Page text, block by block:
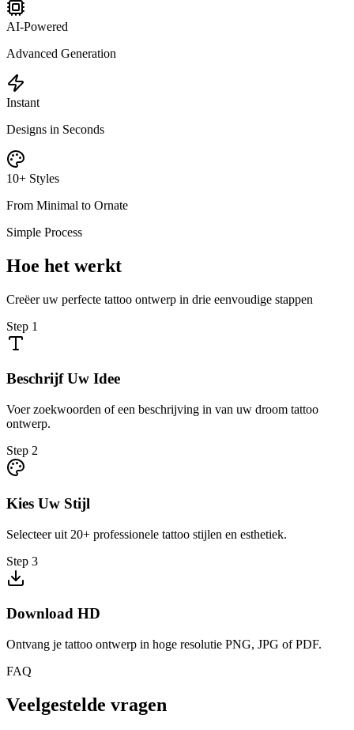
AI-Powered
Advanced Generation
Instant
Designs in Seconds
10+ Styles
From Minimal to Ornate
Simple Process
Hoe het werkt
Creëer uw perfecte tattoo ontwerp in drie eenvoudige stappen
Step 1
Beschrijf Uw Idee
Voer zoekwoorden of een beschrijving in van uw droom tattoo
ontwerp.
Step 2
Kies Uw Stijl
Selecteer uit 20+ professionele tattoo stijlen en esthetiek.
Step 3
Download HD
Ontvang je tattoo ontwerp in hoge resolutie PNG, JPG of PDF.
FAQ
Veelgestelde vragen